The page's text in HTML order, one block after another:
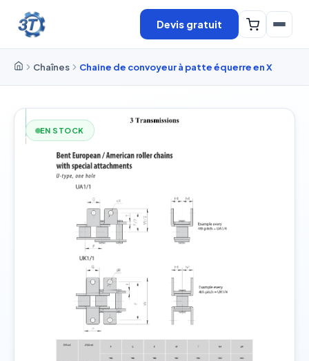
Devis gratuit
Chaînes Chaine de convoyeur à patte équerre en X
EN STOCK